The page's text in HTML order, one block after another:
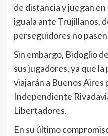
de distancia y juegan
iguala ante Trujillanos,
perseguidores no
Sin embargo, Bidoglio
sus jugadores, ya que
viajarán a Buenos Aires
Independiente
Libertadores.
En su último